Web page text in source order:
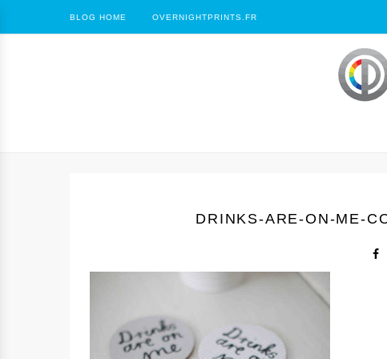
BLOG HOME OVERNIGHTPRINTS.FR
DRINKS-ARE-ON-ME-